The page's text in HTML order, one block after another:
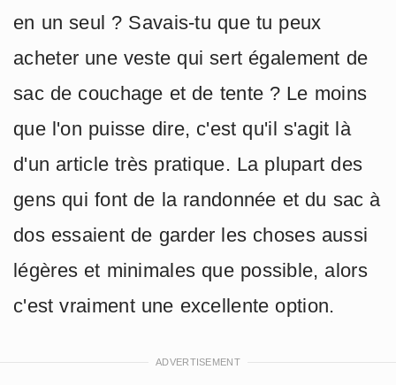
en un seul ? Savais-tu que tu peux
acheter une veste qui sert également de
sac de couchage et de tente ? Le moins
que l'on puisse dire, c'est qu'il s'agit là
d'un article très pratique. La plupart des
gens qui font de la randonnée et du sac à
dos essaient de garder les choses aussi
légères et minimales que possible, alors
c'est vraiment une excellente option.